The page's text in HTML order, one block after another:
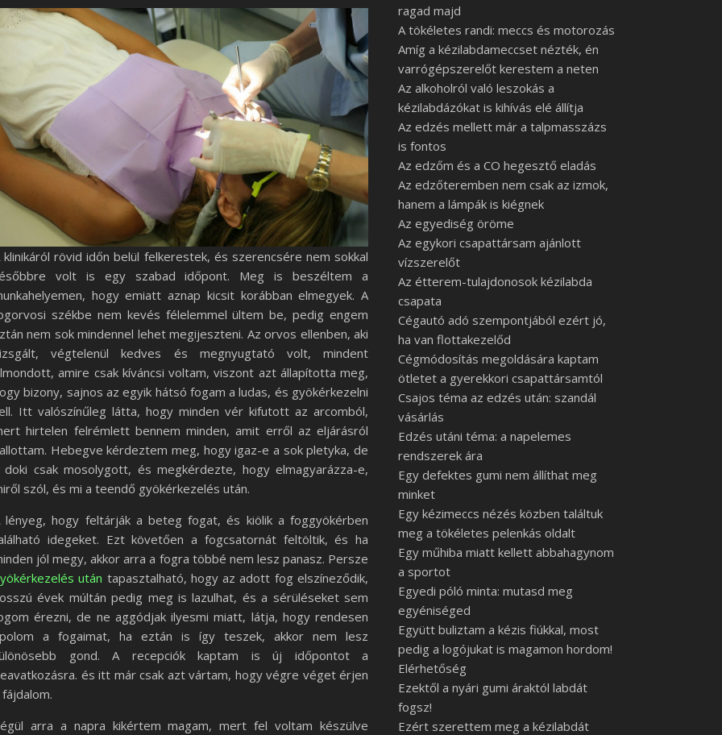
klinikáról rövid időn belül felkerestek, és szerencsére nem sokkal
volt is egy szabad időpont. Meg is beszéltem a
hogy emiatt aznap kicsit korábban elmegyek. A
székbe nem kevés félelemmel ültem be, pedig engem
nem sok mindennel lehet megijeszteni. Az orvos ellenben, aki
végtelenül kedves és megnyugtató volt, mindent
amire csak kíváncsi voltam, viszont azt állapította meg,
bizony, sajnos az egyik hátsó fogam a ludas, és gyökérkezelni
Itt valószínűleg látta, hogy minden vér kifutott az arcomból,
hirtelen felrémlett bennem minden, amit erről az eljárásról
Hebegve kérdeztem meg, hogy igaz-e a sok pletyka, de
doki csak mosolygott, és megkérdezte, hogy elmagyarázza-e,
szól, és mi a teendő gyökérkezelés után.
lényeg, hogy feltárják a beteg fogat, és kiölik a foggyökérben
idegeket. Ezt követően a fogcsatornát feltöltik, és ha
jól megy, akkor arra a fogra többé nem lesz panasz. Persze
után tapasztalható, hogy az adott fog elszíneződik,
évek múltán pedig meg is lazulhat, és a sérüléseket sem
érezni, de ne aggódjak ilyesmi miatt, látja, hogy rendesen
a fogaimat, ha eztán is így teszek, akkor nem lesz
gond. A recepciók kaptam is új időpontot a
és itt már csak azt vártam, hogy végre véget érjen
fájdalom.
arra a napra kikértem magam, mert fel voltam készülve
ragad majd
A tökéletes randi: meccs és motorozás
Amíg a kézilabdameccset nézték, én
varrógépszerelőt kerestem a neten
Az alkoholról való leszokás a
kézilabdázókat is kihívás elé állítja
Az edzés mellett már a talpmasszázs
is fontos
Az edzőm és a CO hegesztő eladás
Az edzőteremben nem csak az izmok,
hanem a lámpák is kiégnek
Az egyediség öröme
Az egykori csapattársam ajánlott
vízszerelőt
Az étterem-tulajdonosok kézilabda
csapata
Cégautó adó szempontjából ezért jó,
ha van flottakezelőd
Cégmódosítás megoldására kaptam
ötletet a gyerekkori csapattársamtól
Csajos téma az edzés után: szandál
vásárlás
Edzés utáni téma: a napelemes
rendszerek ára
Egy defektes gumi nem állíthat meg
minket
Egy kézimeccs nézés közben találtuk
meg a tökéletes pelenkás oldalt
Egy műhiba miatt kellett abbahagynom
a sportot
Egyedi póló minta: mutasd meg
egyéniséged
Együtt buliztam a kézis fiúkkal, most
pedig a logójukat is magamon hordom!
Elérhetőség
Ezektől a nyári gumi áraktól labdát
fogsz!
Ezért szerettem meg a kézilabdát